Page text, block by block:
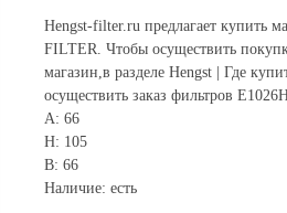
Hengst-filter.ru предлагает купить
FILTER. Чтобы осуществить
магазин,в разделе Hengst | Где
осуществить заказ фильтров
A: 66
H: 105
B: 66
Наличие: есть